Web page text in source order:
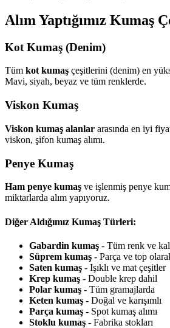
Alım Yaptığımız Kumaş
Kot Kumaş (Denim)
Tüm kot kumaş çeşitlerini (denim) en
Mavi, siyah, beyaz ve tüm renklerde.
Viskon Kumaş
Viskon kumaş alanlar arasında en iyi
viskon, şifon kumaş alımı.
Penye Kumaş
Ham penye kumaş ve işlenmiş penye
miktarlarda alım yapıyoruz.
Diğer Aldığımız Kumaş Türleri:
Gabardin kumaş - Tüm renk ve
Süprem kumaş - Parça ve top
Saten kumaş - Işıklı ve mat çeşitler
Krep kumaş - Double krep dahil
Polar kumaş - Tüm gramajlarda
Keten kumaş - Doğal ve karışımlı
Parça kumaş - Spot kumaş alımı
Stoklu kumaş - Fabrika stokları